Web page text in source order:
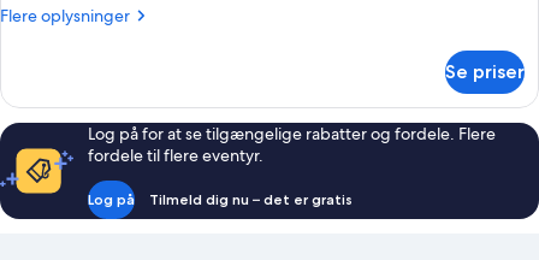
Flere oplysninger
Flere
Se priser
Log på for at se tilgængelige rabatter og fordele. Flere
fordele til flere eventyr.
Log på Tilmeld dig nu – det er gratis